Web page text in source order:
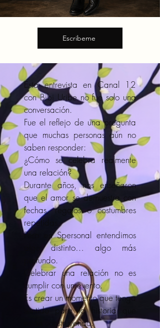
Escribeme
Esta entrevista en Canal 12
con Bibi Uribe no fue solo una
conversación.
Fue el reflejo de una pregunta
que muchas personas aún no
saben responder:
¿Cómo se celebra realmente
una relación?
Durante años, nos enseñaron
que el amor se demuestra con
fechas, regalos o costumbres
repetidas.
Pero en Spersonal entendimos
algo distinto… algo más
profundo.
Celebrar una relación no es
cumplir con un evento.
Es crear un momento que tenga
sentido para la historia que
están construyendo.